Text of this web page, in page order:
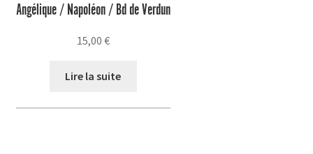
Angélique / Napoléon / Bd de Verdun
15,00 €
Lire la suite